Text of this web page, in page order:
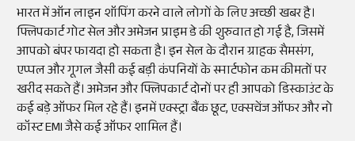
भारत में ऑन लाइन शॉपिंग करने वाले लोगों के लिए अच्छी खबर है।
फ्लिपकार्ट गोट सेल और अमेजन प्राइम डे की शुरुवात हो गई है, जिसमें
आपको बंपर फायदा हो सकता है। इन सेल के दौरान ग्राहक सैमसंग,
एप्पल और गूगल जैसी कई बड़ी कंपनियों के स्मार्टफोन कम कीमतों पर
खरीद सकते हैं। अमेजन और फ्लिपकार्ट दोनों पर ही आपको डिस्काउंट के
कई बड़े ऑफर मिल रहे हैं। इनमें एक्स्ट्रा बैंक छूट, एक्सचेंज ऑफर और नो
कॉस्ट EMI जैसे कई ऑफर शामिल हैं।